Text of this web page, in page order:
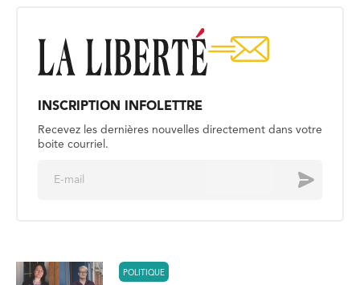
INSCRIPTION INFOLETTRE
Recevez les dernières nouvelles directement dans votre
boite courriel.
Envoyer
POLITIQUE